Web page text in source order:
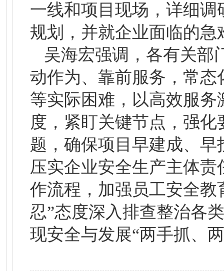
一线和项目现场，详细
规划，并就企业面临的
吴海宏强调，各有关部
动作为、靠前服务，常
等实际困难，以高效服
度，紧盯关键节点，强
题，确保项目早建成、
压实企业安全生产主体
作流程，加强员工安全
忍”态度深入排查整治各
现安全与发展“两手抓、